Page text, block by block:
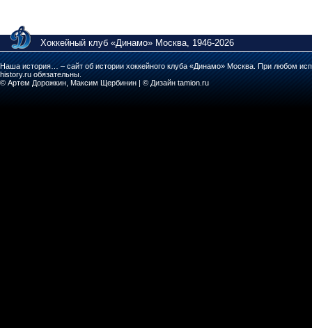
Хоккейный клуб «Динамо» Москва, 1946-2026
Наша история… – сайт об истории хоккейного клуба «Динамо» Москва. При любом
history.ru обязательны.
© Артем Дорожкин, Максим Щербинин | © Дизайн tamion.ru